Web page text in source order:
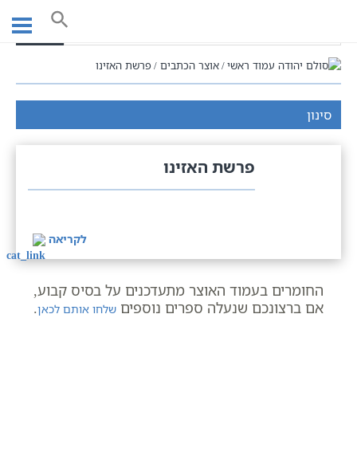
content
חיפוש
עמוד ראשי אוצר הכתבים פרשת האזינו
פרשת האזינו
לקריאה
החומרים בעמוד האוצר מתעדכנים על בסיס קבוע,
אם ברצונכם שנעלה ספרים נוספים שלחו אותם לכאן.
סינון